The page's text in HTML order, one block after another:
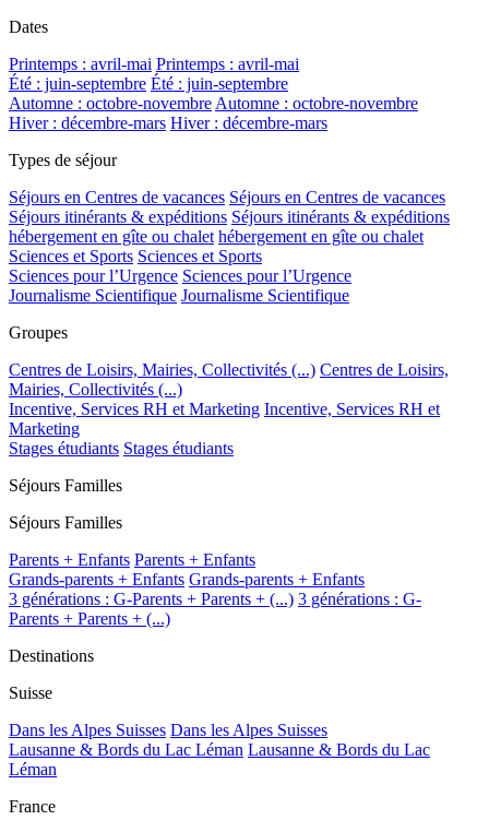
Dates
Printemps : avril-mai Printemps : avril-mai
Été : juin-septembre Été : juin-septembre
Automne : octobre-novembre Automne : octobre-novembre
Hiver : décembre-mars Hiver : décembre-mars
Types de séjour
Séjours en Centres de vacances Séjours en Centres de vacances
Séjours itinérants & expéditions Séjours itinérants & expéditions
hébergement en gîte ou chalet hébergement en gîte ou chalet
Sciences et Sports Sciences et Sports
Sciences pour l’Urgence Sciences pour l’Urgence
Journalisme Scientifique Journalisme Scientifique
Groupes
Centres de Loisirs, Mairies, Collectivités (...) Centres de Loisirs,
Mairies, Collectivités (...)
Incentive, Services RH et Marketing Incentive, Services RH et
Marketing
Stages étudiants Stages étudiants
Séjours Familles
Séjours Familles
Parents + Enfants Parents + Enfants
Grands-parents + Enfants Grands-parents + Enfants
3 générations : G-Parents + Parents + (...) 3 générations : G-
Parents + Parents + (...)
Destinations
Suisse
Dans les Alpes Suisses Dans les Alpes Suisses
Lausanne & Bords du Lac Léman Lausanne & Bords du Lac
Léman
France